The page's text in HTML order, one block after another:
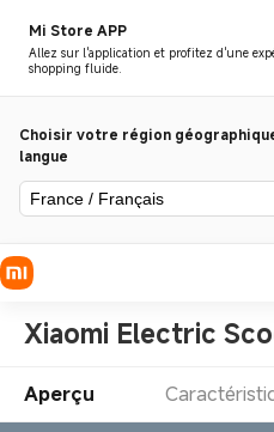
Mi Store APP
Allez sur l'application et profitez d'une
shopping fluide.
Choisir votre région
langue
France / Français
Xiaomi Electric
Aperçu